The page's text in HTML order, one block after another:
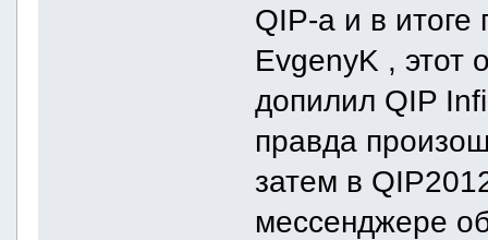
QIP-а и в итоге
EvgenyK , этот
допилил QIP
правда
затем в
мессенджере